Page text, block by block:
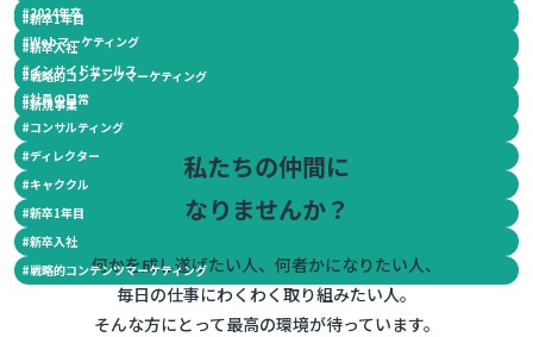
#新卒1年目
#新卒入社
#戦略的コンテンツマーケティング
#新規事業
#2024年卒
#Webマーケティング
#インサイドセールス
#社員の日常
#コンサルティング
#ディレクター
#キャククル
#新卒1年目
#新卒入社
#戦略的コンテンツマーケティング
私たちの仲間に
なりませんか？
何かを成し遂げたい人、何者かになりたい人、
毎日の仕事にわくわく取り組みたい人。
そんな方にとって最高の環境が待っています。